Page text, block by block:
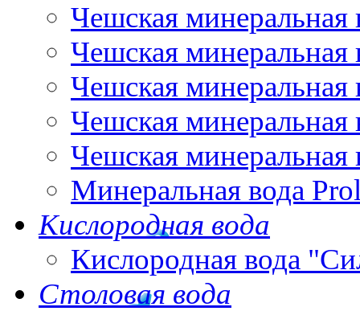
Чешская минеральная
Чешская минеральная
Чешская минеральная
Чешская минеральная
Чешская минеральная
Минеральная вода
Кислородная вода
Кислородная вода
Столовая вода